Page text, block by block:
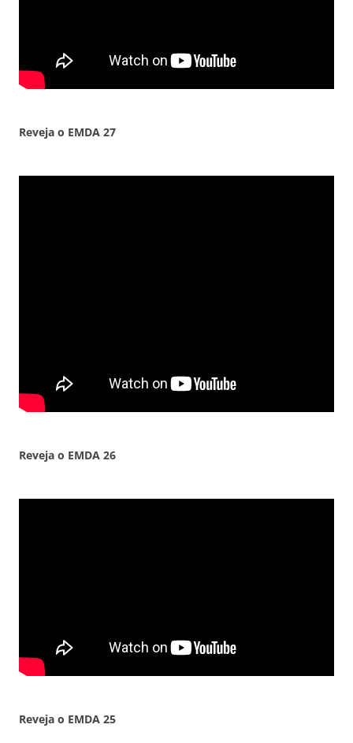
Reveja o EMDA 27
Reveja o EMDA 26
Reveja o EMDA 25